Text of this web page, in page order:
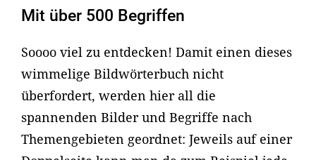
Mit über 500 Begriffen
Soooo viel zu entdecken! Damit einen dieses
wimmelige Bildwörterbuch nicht
überfordert, werden hier all die
spannenden Bilder und Begriffe nach
Themengebieten geordnet: Jeweils auf einer